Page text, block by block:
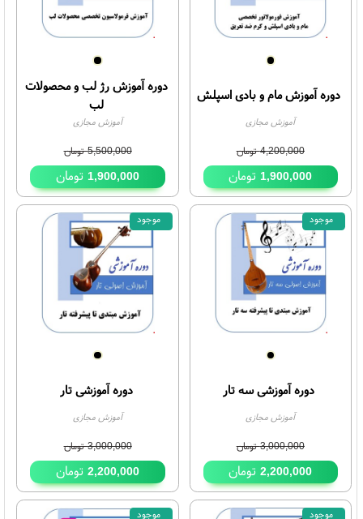
55%
آموزش مام و بادی اسپلش
آموزش مجازی
4,200,000تومان
1,900,000تومان
دوره آموزش رژ لب و محصولات
لب
آموزش مجازی
5,500,000تومان
1,900,000تومان
دوره آموزشی سه تار
آموزش مجازی
3,000,000تومان
دوره آموزشی تار
آموزش مجازی
3,000,000تومان
موجود